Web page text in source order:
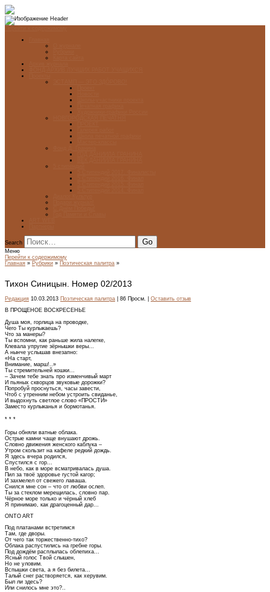
Search
Меню
Перейти к содержимому
Главная » Рубрики » Поэтическая палитра »
Тихон Синицын. Номер 02/2013
Редакция 10.03.2013 Поэтическая палитра | 86 Просм. | Оставить отзыв
В ПРОЩЕНОЕ ВОСКРЕСЕНЬЕ
Душа моя, горлица на проводке,
Чего Ты курлыкаешь?
Что за манеры?
Ты вспомни, как раньше жила налегке,
Клевала упругие зёрнышки веры...
А нынче услышав внезапно:
«На старт,
Внимание, марш!..»
Ты стремительней кошки...
– Зачем тебе знать про изменчивый март
И пьяных скворцов звуковые дорожки?
Попробуй проснуться, часы завести,
Чтоб с утренним небом устроить свиданье,
И выдохнуть светлое слово «ПРОСТИ»
Заместо курлыканья и бормотанья.
* * *
Горы обняли ватные облака.
Острые камни чаще внушают дрожь.
Словно движения женского каблука –
Утром скользит на кафеле редкий дождь.
Я здесь вчера родился,
Спустился с гор...
В небо, как в море всматривалась душа.
Пил за твоё здоровье густой кагор;
И захмелел от свежего лаваша.
Снился мне сон – что от любви ослеп.
Ты за стеклом мерещилась, словно пар.
Чёрное море только и чёрный хлеб
Я принимаю, как драгоценный дар...
ONTO ART
Под платанами встретимся
Там, где дворы.
От чего так торжественно-тихо?
Облака распустились на гребне горы.
Под дождём расплылась облепиха...
Ясный голос Твой слышен,
Но не уловим.
Вспышки света, а я без билета...
Талый снег растворяется, как херувим.
Был ли здесь?
Или снилось мне это?..